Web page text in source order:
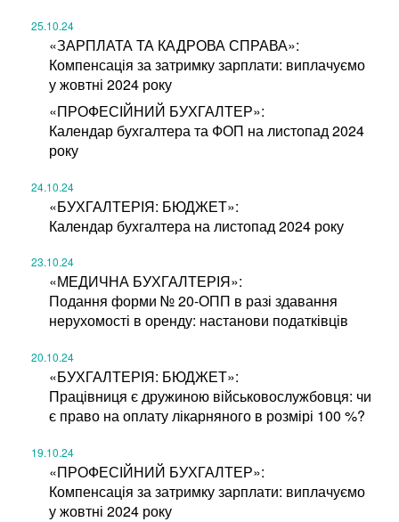
25.10.24
«ЗАРПЛАТА ТА КАДРОВА СПРАВА»:
Компенсація за затримку зарплати: виплачуємо
у жовтні 2024 року
«ПРОФЕСІЙНИЙ БУХГАЛТЕР»:
Календар бухгалтера та ФОП на листопад 2024
року
24.10.24
«БУХГАЛТЕРІЯ: БЮДЖЕТ»:
Календар бухгалтера на листопад 2024 року
23.10.24
«МЕДИЧНА БУХГАЛТЕРІЯ»:
Подання форми № 20-ОПП в разі здавання
нерухомості в оренду: настанови податківців
20.10.24
«БУХГАЛТЕРІЯ: БЮДЖЕТ»:
Працівниця є дружиною військовослужбовця: чи
є право на оплату лікарняного в розмірі 100 %?
19.10.24
«ПРОФЕСІЙНИЙ БУХГАЛТЕР»:
Компенсація за затримку зарплати: виплачуємо
у жовтні 2024 року